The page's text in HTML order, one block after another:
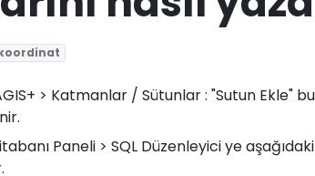
> Katmanlar / Sütunlar : "Sutun Ekle"
Paneli > SQL Düzenleyici ye